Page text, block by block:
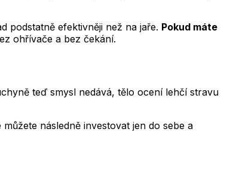
podstatně efektivněji než na jaře. Pokud máte
ohřívače a bez čekání.
teď smysl nedává, tělo ocení lehčí stravu
následně investovat jen do sebe a